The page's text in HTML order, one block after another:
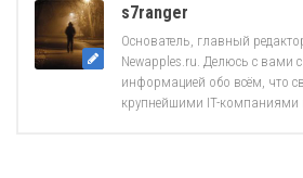
s7ranger
Основатель, главный
Newapples.ru. Делюсь с вами
информацией обо всём, что
крупнейшими IT-компаниями